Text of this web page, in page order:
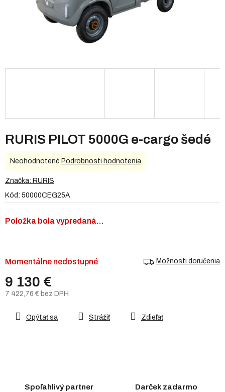
RURIS PILOT 5000G e-cargo šedé
Kód: 50000CEG25A
9 130 €
7 422,76 € bez DPH
cena:
Momentálne nedostupné Možnosti doručenia
Položka bola vypredaná…
Opýtať sa Strážiť Zdieľať
Spoľahlivý partner Darček zadarmo
Priemerné
produktu
0,0
5
Neohodnotené Podrobnosti hodnotenia
Značka: RURIS